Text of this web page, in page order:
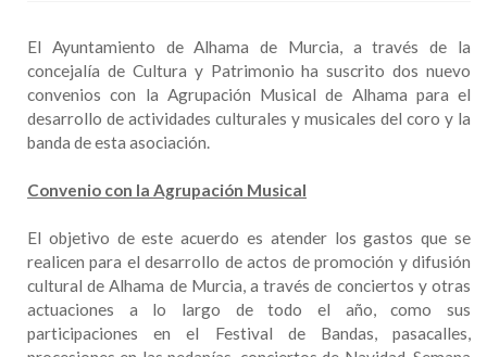
El Ayuntamiento de Alhama de Murcia, a través de la
concejalía de Cultura y Patrimonio ha suscrito dos nuevo
convenios con la Agrupación Musical de Alhama para el
desarrollo de actividades culturales y musicales del coro y la
banda de esta asociación.
Convenio con la Agrupación Musical
El objetivo de este acuerdo es atender los gastos que se
realicen para el desarrollo de actos de promoción y difusión
cultural de Alhama de Murcia, a través de conciertos y otras
actuaciones a lo largo de todo el año, como sus
participaciones en el Festival de Bandas, pasacalles,